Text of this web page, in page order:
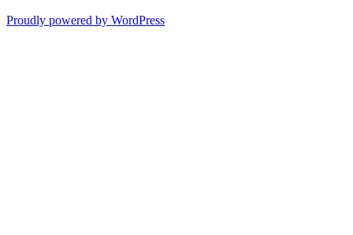
Proudly powered by WordPress